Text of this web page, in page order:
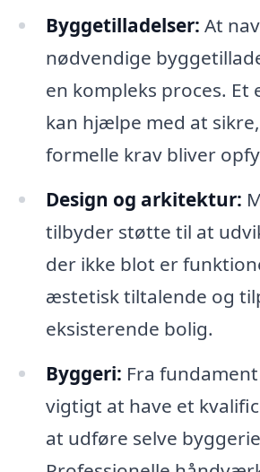
Byggetilladelser: At
nødvendige
en kompleks proces.
kan hjælpe med at
formelle krav bliver
Design og arkitektur:
tilbyder støtte til at
der ikke blot er
æstetisk tiltalende og
eksisterende bolig.
Byggeri: Fra
vigtigt at have et
at udføre selve